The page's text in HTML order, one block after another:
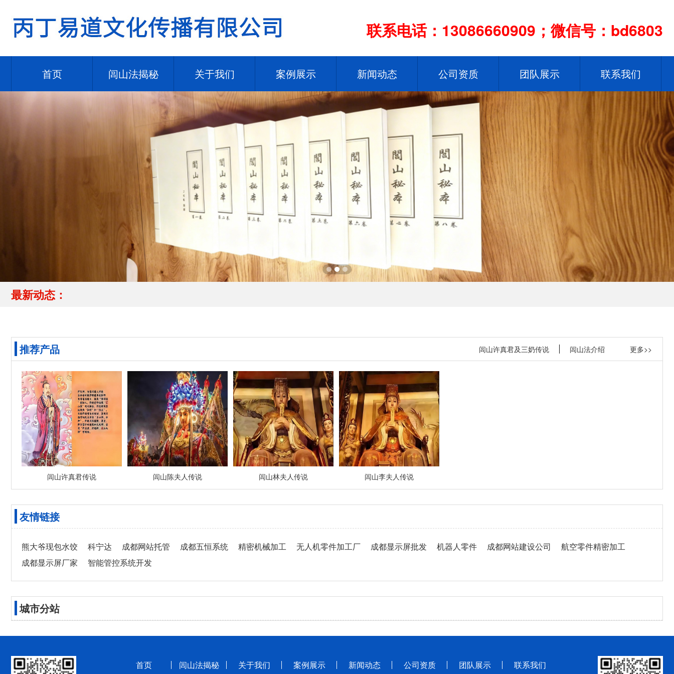
联系电话：13086660909；微信号：bd6803
首页 闾山法揭秘 关于我们 案例展示 新闻动态 公司资质 团队展示 联系我们
最新动态：
推荐产品 更多>>
闾山许真君及三奶传说 闾山法介绍
闾山许真君传说 闾山陈夫人传说 闾山林夫人传说 闾山李夫人传说
友情链接
熊大爷现包水饺 科宁达 成都网站托管 成都五恒系统 精密机械加工 无人机零件加工厂 成都显示屏批发 机器人零件 成都网站建设公司
航空零件精密加工
成都显示屏厂家
智能管控系统开发
城市分站
首页 闾山法揭秘 关于我们 案例展示 新闻动态 公司资质 团队展示 联系我们